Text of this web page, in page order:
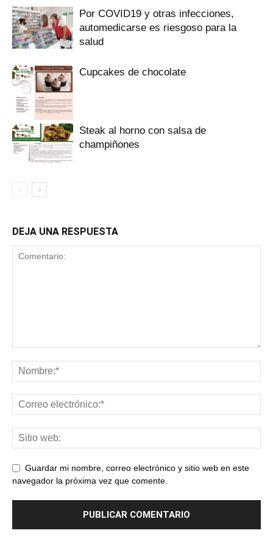
Por COVID19 y otras infecciones,
automedicarse es riesgoso para la
salud
Cupcakes de chocolate
Steak al horno con salsa de
champiñones
DEJA UNA RESPUESTA
Guardar mi nombre, correo electrónico y sitio web en este
navegador la próxima vez que comente.